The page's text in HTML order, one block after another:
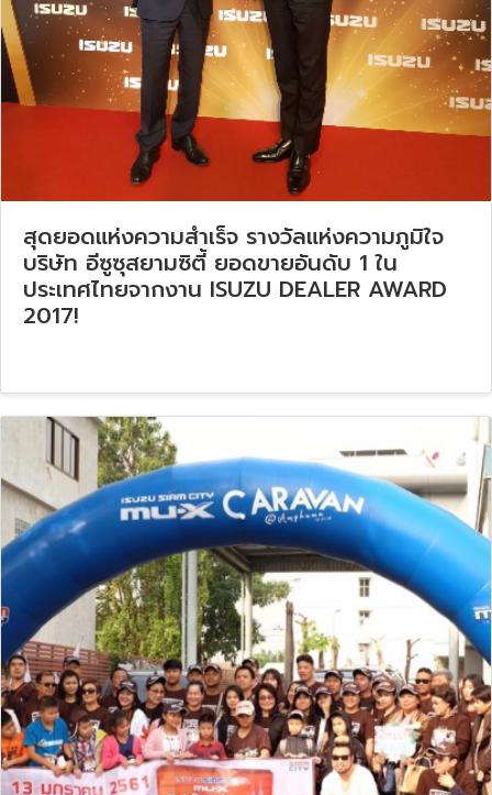
สุดยอดแห่งความสำเร็จ รางวัลแห่งความภูมิใจ
บริษัท อีซูซุสยามซิตี้ ยอดขายอันดับ 1 ใน
ประเทศไทยจากงาน ISUZU DEALER AWARD
2017!